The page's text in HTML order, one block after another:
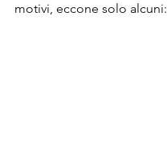
motivi, eccone solo alcuni: